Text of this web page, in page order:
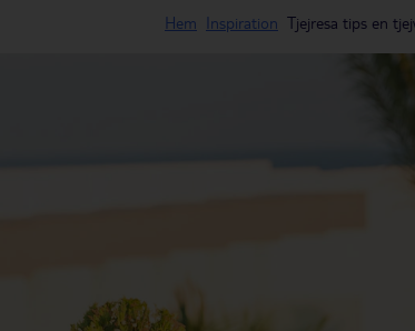
Hem Inspiration Tjejresa tips en